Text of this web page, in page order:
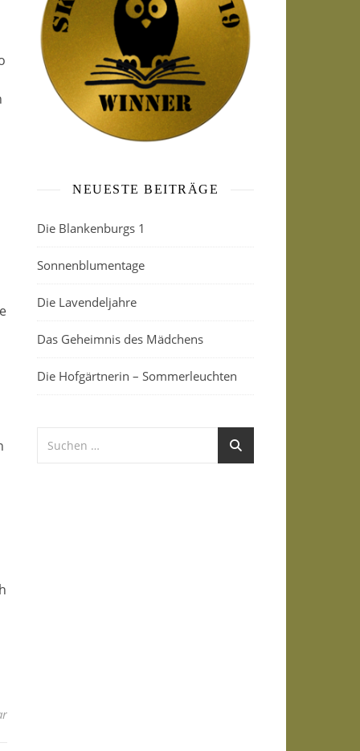
NEUESTE BEITRÄGE
Die Blankenburgs 1
Sonnenblumentage
Die Lavendeljahre
Das Geheimnis des Mädchens
Die Hofgärtnerin – Sommerleuchten